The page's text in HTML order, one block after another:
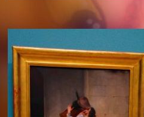
D’IMAGES
–
Octobre